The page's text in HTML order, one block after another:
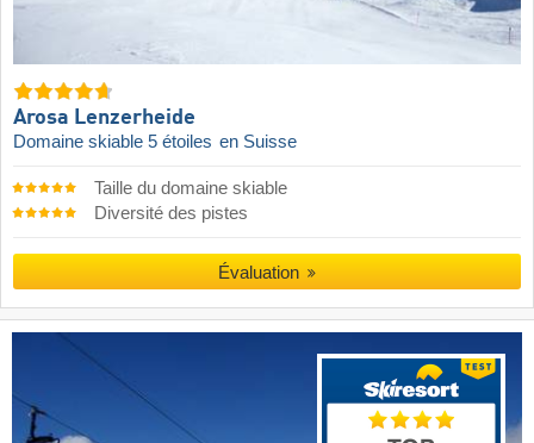
Arosa Lenzerheide
Domaine skiable 5 étoiles en Suisse
Taille du domaine skiable
Diversité des pistes
Évaluation